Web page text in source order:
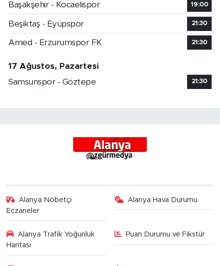
Başakşehir - Kocaelispor
19:00
Beşiktaş - Eyüpspor 21:30
Amed - Erzurumspor FK 21:30
17 Ağustos, Pazartesi
Samsunspor - Göztepe
21:30
Alanya Nöbetçi
Eczaneler
Alanya Hava Durumu
Alanya Trafik Yoğunluk
Haritası
Puan Durumu ve Fikstür